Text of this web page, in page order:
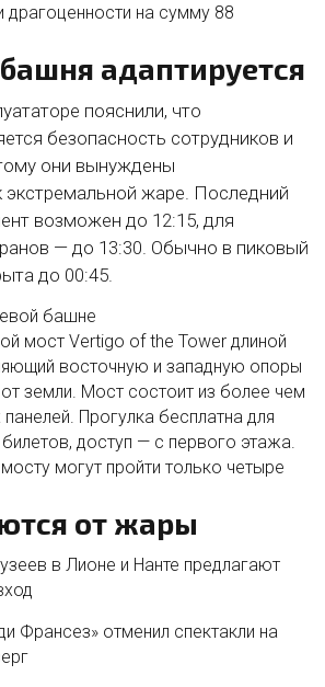
драгоценности на сумму 88
адаптируется
пояснили, что
безопасность сотрудников и
они вынуждены
экстремальной жаре. Последний
возможен до 12:15, для
— до 13:30. Обычно в пиковый
до 00:45.
башне
мост Vertigo of the Tower длиной
восточную и западную опоры
земли. Мост состоит из более чем
Прогулка бесплатна для
доступ — с первого этажа.
могут пройти только четыре
от жары
в Лионе и Нанте предлагают
Франсез» отменил спектакли на